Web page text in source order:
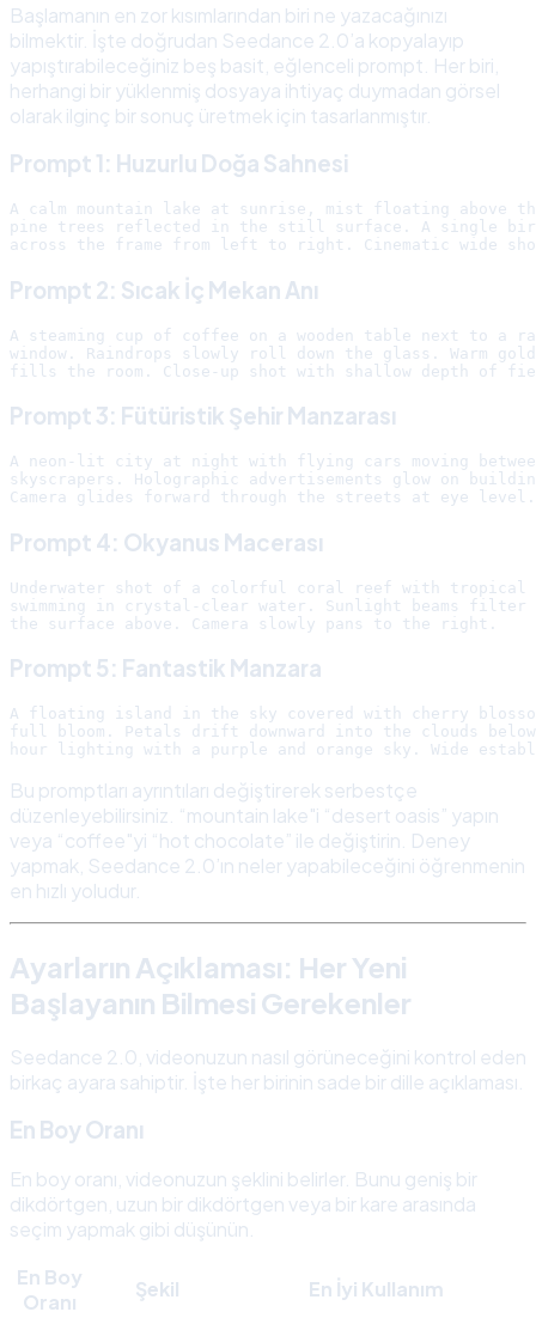
Başlamanın en zor kısımlarından biri ne yazacağınızı
bilmektir. İşte doğrudan Seedance 2.0’a kopyalayıp
yapıştırabileceğiniz beş basit, eğlenceli prompt. Her biri,
herhangi bir yüklenmiş dosyaya ihtiyaç duymadan görsel
olarak ilginç bir sonuç üretmek için tasarlanmıştır.
Prompt 1: Huzurlu Doğa Sahnesi
A calm mountain lake at sunrise, mist floating above
pine trees reflected in the still surface. A single
Prompt 2: Sıcak İç Mekan Anı
A steaming cup of coffee on a wooden table next to a
window. Raindrops slowly roll down the glass. Warm
Prompt 3: Fütüristik Şehir Manzarası
A neon-lit city at night with flying cars moving
skyscrapers. Holographic advertisements glow on
Prompt 4: Okyanus Macerası
Underwater shot of a colorful coral reef with tropical
swimming in crystal-clear water. Sunlight beams filter
Prompt 5: Fantastik Manzara
A floating island in the sky covered with cherry
full bloom. Petals drift downward into the clouds
Bu promptları ayrıntıları değiştirerek serbestçe
düzenleyebilirsiniz. “mountain lake"i “desert oasis” yapın
veya “coffee"yi “hot chocolate” ile değiştirin. Deney
yapmak, Seedance 2.0’ın neler yapabileceğini öğrenmenin
en hızlı yoludur.
Ayarların Açıklaması: Her Yeni
Başlayanın Bilmesi Gerekenler
Seedance 2.0, videonuzun nasıl görüneceğini kontrol eden
birkaç ayara sahiptir. İşte her birinin sade bir dille açıklaması.
En Boy Oranı
En boy oranı, videonuzun şeklini belirler. Bunu geniş bir
dikdörtgen, uzun bir dikdörtgen veya bir kare arasında
seçim yapmak gibi düşünün.
En Boy
Oranı
Şekil En İyi Kullanım